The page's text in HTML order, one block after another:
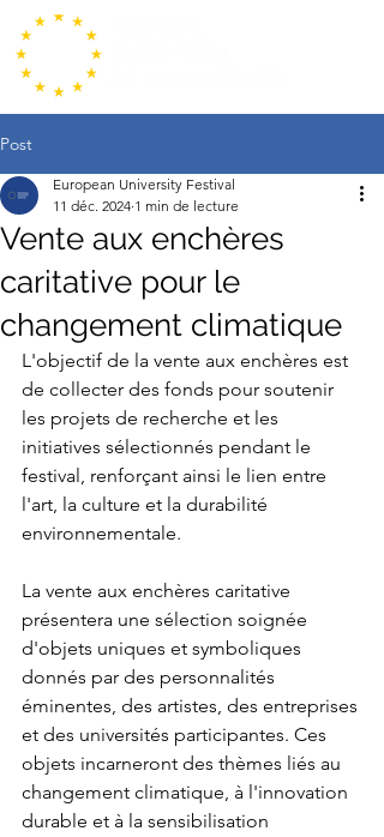
Post
Vente aux enchères
caritative pour le
changement climatique
European University Festival
11 déc. 2024 1 min de lecture
L'objectif de la vente aux enchères est
de collecter des fonds pour soutenir
les projets de recherche et les
initiatives sélectionnés pendant le
festival, renforçant ainsi le lien entre
l'art, la culture et la durabilité
environnementale.
La vente aux enchères caritative
présentera une sélection soignée
d'objets uniques et symboliques
donnés par des personnalités
éminentes, des artistes, des entreprises
et des universités participantes. Ces
objets incarneront des thèmes liés au
changement climatique, à l'innovation
durable et à la sensibilisation